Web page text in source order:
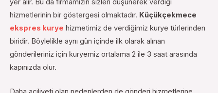
yer alır. Bu da firmamızın sizleri düşünerek verdiği
hizmetlerinin bir göstergesi olmaktadır. Küçükçekmece
ekspres kurye hizmetimiz de verdiğimiz kurye türlerinden
biridir. Böylelikle aynı gün içinde ilk olarak alınan
gönderileriniz için kuryemiz ortalama 2 ile 3 saat arasında
kapınızda olur.